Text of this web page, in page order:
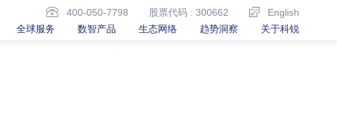
400-050-7798 股票代码 : 300662
English
全球服务 数智产品 生态网络 趋势洞察 关于科锐